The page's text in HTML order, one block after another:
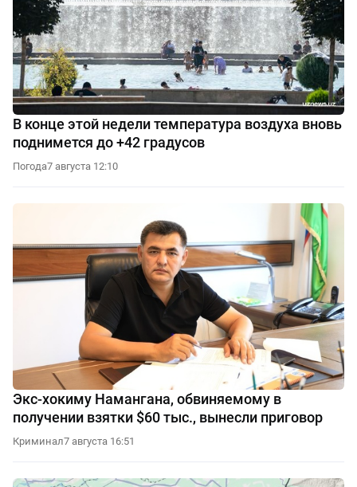
В конце этой недели температура воздуха вновь
поднимется до +42 градусов
Погода7 августа 12:10
Экс-хокиму Намангана, обвиняемому в
получении взятки $60 тыс., вынесли приговор
Криминал7 августа 16:51